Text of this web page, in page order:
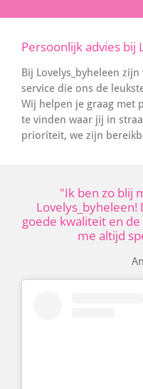
Persoonlijk advies bij
Bij Lovelys_byheleen
service die ons de
Wij helpen je graag met
te vinden waar jij in
prioriteit, we zijn
"Ik ben zo blij
Lovelys_byheleen!
goede kwaliteit en
me altijd